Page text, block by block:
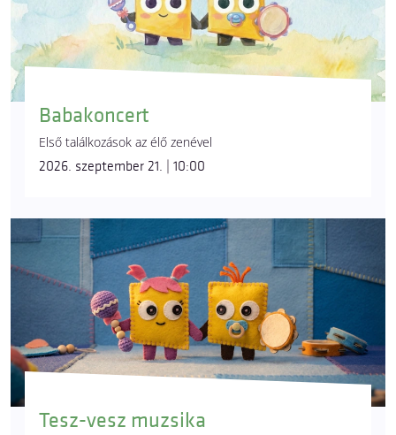
Babakoncert
Első találkozások az élő zenével
2026. szeptember 21. | 10:00
Tesz-vesz muzsika